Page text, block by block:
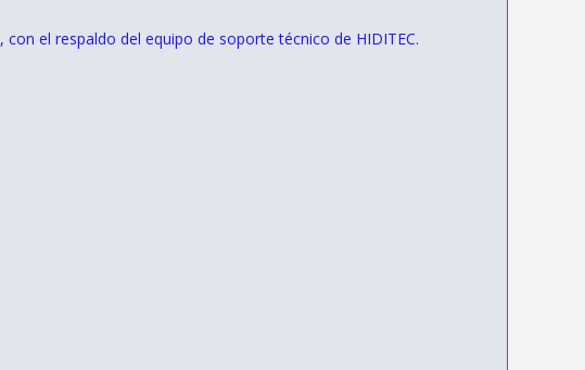
el respaldo del equipo de soporte técnico de HIDITEC.